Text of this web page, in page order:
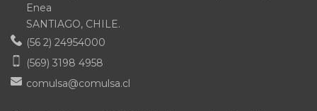
Enea
SANTIAGO, CHILE.
(56 2) 24954000
(569) 3198 4958
comulsa@comulsa.cl